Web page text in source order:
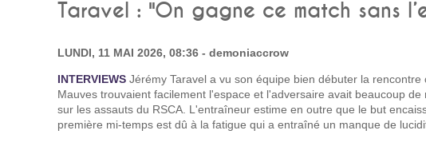
Taravel : "On gagne ce match sans
LUNDI, 11 MAI 2026, 08:36 - demoniaccrow
INTERVIEWS Jérémy Taravel a vu son équipe bien débuter la rencontre
Mauves trouvaient facilement l'espace et l'adversaire avait beaucoup de
sur les assauts du RSCA. L'entraîneur estime en outre que le but
première mi-temps est dû à la fatigue qui a entraîné un manque de